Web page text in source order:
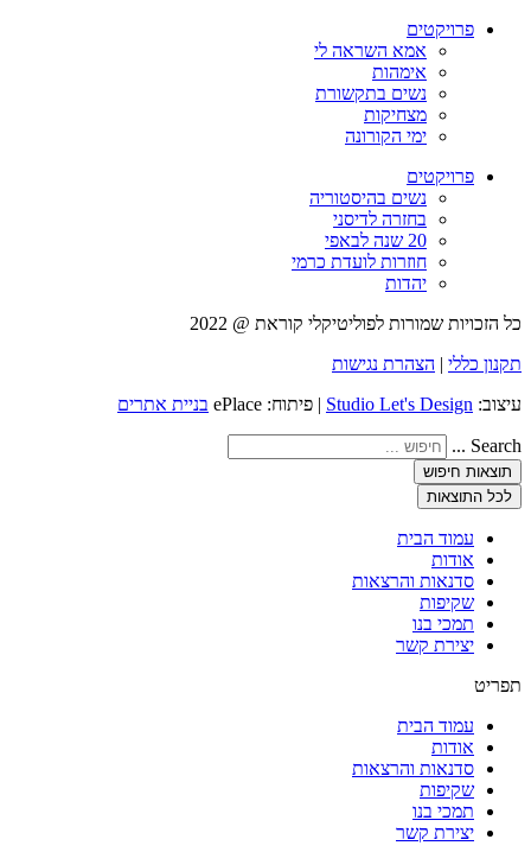
פרויקטים
אמא השראה לי
אימהות
נשים בתקשורת
מצחיקות
ימי הקורונה
פרויקטים
נשים בהיסטוריה
בחזרה לדיסני
20 שנה לבאפי
חוזרות לועדת כרמי
יהדות
כל הזכויות שמורות לפוליטיקלי קוראת @ 2022
תקנון כללי | הצהרת נגישות
עיצוב: Studio Let's Design | פיתוח: ePlace בניית אתרים
Search ...
תוצאות חיפוש
לכל התוצאות
עמוד הבית
אודות
סדנאות והרצאות
שקיפות
תמכי בנו
יצירת קשר
תפריט
עמוד הבית
אודות
סדנאות והרצאות
שקיפות
תמכי בנו
יצירת קשר